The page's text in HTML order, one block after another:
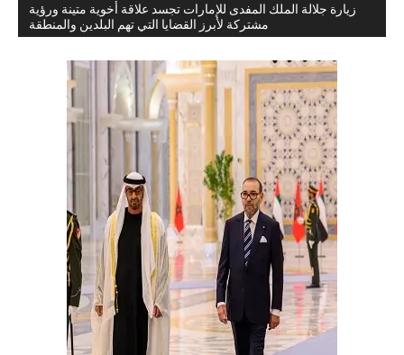
زيارة جلالة الملك المفدى للإمارات تجسد علاقة أخوية متينة ورؤية
مشتركة لأبرز القضايا التي تهم البلدين والمنطقة